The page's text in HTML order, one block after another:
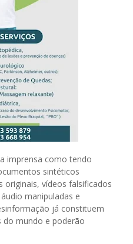
imprensa como tendo
sintéticos
originais, vídeos falsificados
manipuladas e
já constituem
do mundo e poderão